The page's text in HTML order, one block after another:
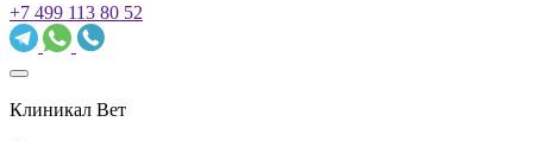
+7 499 113 80 52
Клиникал Вет